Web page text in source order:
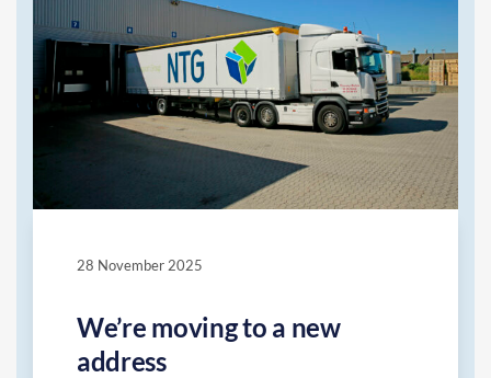
28 November 2025
We’re moving to a new
address